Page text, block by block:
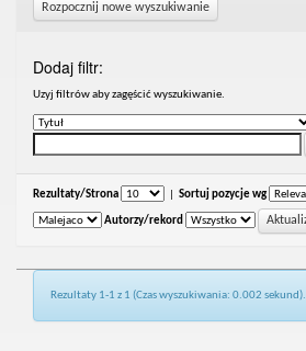
Rozpocznij nowe wyszukiwanie
Dodaj filtr:
Uzyj filtrów aby zagęścić wyszukiwanie.
Rezultaty/Strona Sortuj pozycje wg
Autorzy/rekord
Rezultaty 1-1 z 1 (Czas wyszukiwania: 0.002 sekund).